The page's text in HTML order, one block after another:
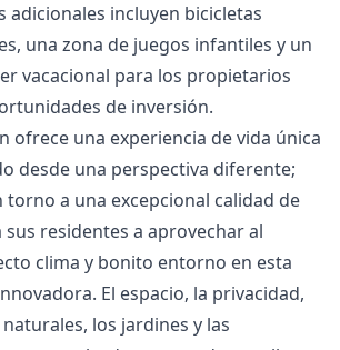
adicionales incluyen bicicletas
‌una ‌zona de juegos ‌infantiles ‌y ‌un
vacacional para ‌los ‌propietarios
‌de ‌inversión.
ofrece una experiencia de vida única
desde una perspectiva diferente;
torno a una excepcional calidad de
sus residentes a aprovechar al
clima y bonito entorno en esta
El espacio, la privacidad,
los jardines y las